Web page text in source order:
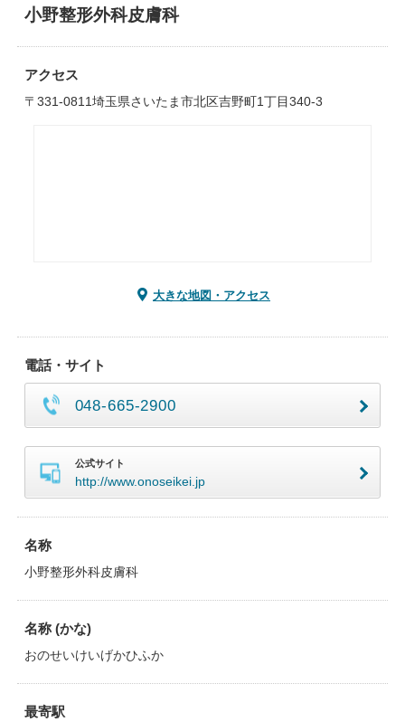
小野整形外科皮膚科
アクセス
〒331-0811埼玉県さいたま市北区吉野町1丁目340-3
大きな地図・アクセス
電話・サイト
048-665-2900
公式サイト
http://www.onoseikei.jp
名称
小野整形外科皮膚科
名称 (かな)
おのせいけいげかひふか
最寄駅